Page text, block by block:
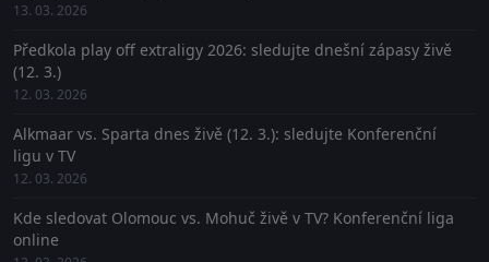
13. 03. 2026
Předkola play off extraligy 2026: sledujte dnešní zápasy živě
(12. 3.)
12. 03. 2026
Alkmaar vs. Sparta dnes živě (12. 3.): sledujte Konferenční
ligu v TV
12. 03. 2026
Kde sledovat Olomouc vs. Mohuč živě v TV? Konferenční liga
online